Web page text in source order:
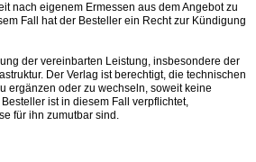
nach eigenem Ermessen aus dem Angebot zu
Fall hat der Besteller ein Recht zur Kündigung
der vereinbarten Leistung, insbesondere der
Der Verlag ist berechtigt, die technischen
ergänzen oder zu wechseln, soweit keine
ist in diesem Fall verpflichtet,
für ihn zumutbar sind.